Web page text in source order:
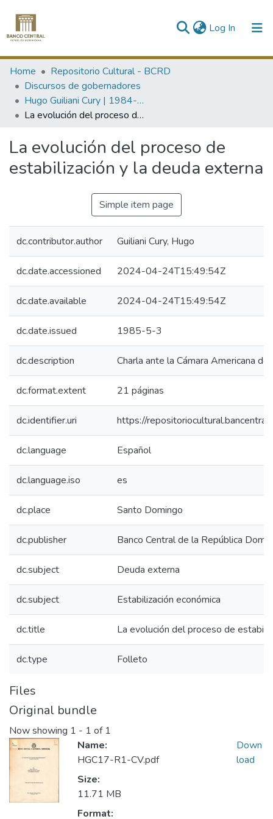
Log In (current)
Communities & Collections
All of DSpace
Statistics
Home
Repositorio Cultural - BCRD
Discursos de gobernadores
Hugo Guiliani Cury | 1984-1985
La evolución del proceso de estabilización y la deuda externa
La evolución del proceso de
estabilización y la deuda externa
Simple item page
dc.contributor.author Guiliani Cury, Hugo
dc.date.accessioned 2024-04-24T15:49:54Z
dc.date.available 2024-04-24T15:49:54Z
dc.date.issued 1985-5-3
dc.description Charla ante la Cámara Americana de
dc.format.extent 21 páginas
dc.identifier.uri https://
dc.language Español
dc.language.iso es
dc.place Santo Domingo
dc.publisher Banco Central de la República
dc.subject Deuda externa
dc.subject Estabilización económica
dc.title La evolución del proceso de
dc.type Folleto
Files
Original bundle
Now showing 1 - 1 of 1
Name:
HGC17-R1-CV.pdf
Size:
11.71 MB
Format:
Down
load